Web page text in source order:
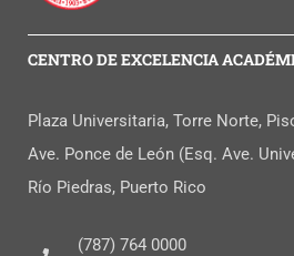
CENTRO DE EXCELENCIA
Plaza Universitaria, Torre Norte,
Ave. Ponce de León (Esq. Ave.
Río Piedras, Puerto Rico
(787) 764 0000